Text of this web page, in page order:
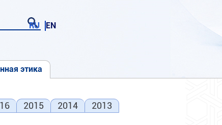
RU
EN
этика
2015 2014 2013